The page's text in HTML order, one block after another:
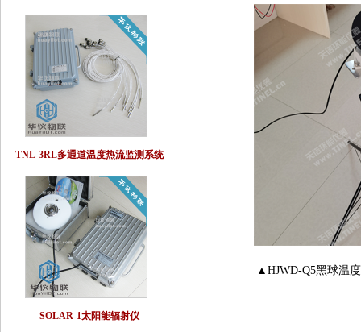
▲HJWD-Q5黑球温
TNL-3RL多通道温度热流监测系统
SOLAR-1太阳能辐射仪